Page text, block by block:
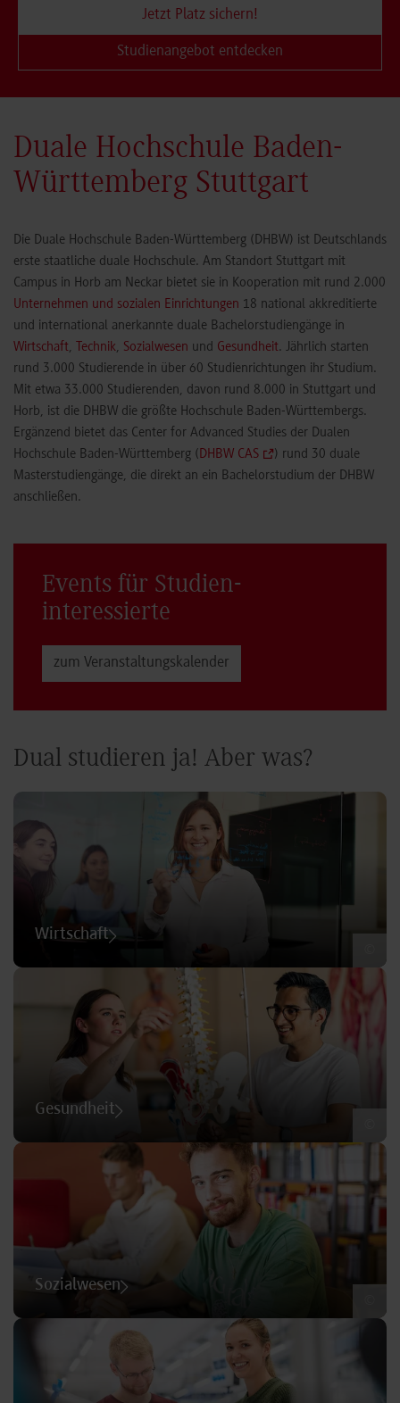
Jetzt Platz sichern!
Studienangebot entdecken
Duale Hochschule Baden-
Württemberg Stuttgart
Die Duale Hochschule Baden-Württemberg (DHBW) ist Deutschlands
erste staatliche duale Hochschule. Am Standort Stuttgart mit
Campus in Horb am Neckar bietet sie in Kooperation mit rund 2.000
Unternehmen und sozialen Einrichtungen 18 national akkreditierte
und international anerkannte duale Bachelorstudiengänge in
Wirtschaft, Technik, Sozialwesen und Gesundheit. Jährlich starten
rund 3.000 Studierende in über 60 Studienrichtungen ihr Studium.
Mit etwa 33.000 Studierenden, davon rund 8.000 in Stuttgart und
Horb, ist die DHBW die größte Hochschule Baden-Württembergs.
Ergänzend bietet das Center for Advanced Studies der Dualen
Hochschule Baden-Württemberg (DHBW CAS
) rund 30 duale
Masterstudiengänge, die direkt an ein Bachelorstudium der DHBW
anschließen.
Events für Studien­
interessierte
zum Veranstaltungs­kalender
Dual studieren ja! Aber was?
Wirtschaft
Gesundheit
Sozialwesen